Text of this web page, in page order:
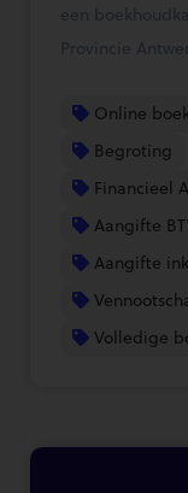
een
Provincie
Online
Begroting
Financieel
Aangifte
Aangifte
Volledige